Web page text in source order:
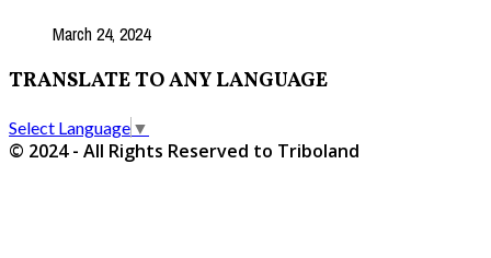
March 24, 2024
TRANSLATE TO ANY LANGUAGE
Select Language ▼
© 2024 - All Rights Reserved to Triboland